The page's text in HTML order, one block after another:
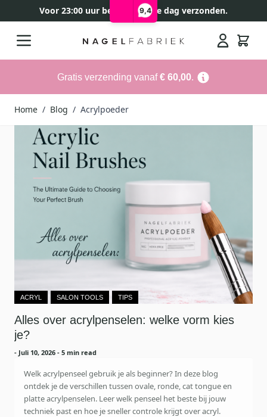
9,4
Voor 23:00 uur besteld, zelfde dag verzonden.
Gratis verzending vanaf€ 60,00.
Home / Blog / Acrylpoeder
ACRYL SALON TOOLS TIPS
Alles over acrylpenselen: welke vorm kies
je?
- Juli 10, 2026 - 5 min read
Welk acrylpenseel gebruik je als beginner? In deze blog
ontdek je de verschillen tussen ovale, ronde, cat tongue en
platte acrylpenselen. Leer welk penseel het beste bij jouw
techniek past en hoe je sneller controle krijgt over acryl.